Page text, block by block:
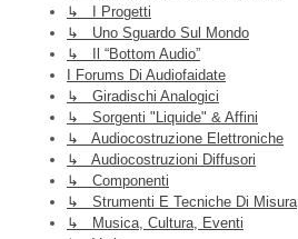
↳ I Progetti
↳ Uno Sguardo Sul Mondo
↳ Il “Bottom Audio”
I Forums Di Audiofaidate
↳ Giradischi Analogici
↳ Sorgenti "liquide" & Affini
↳ Audiocostruzione Elettroniche
↳ Audiocostruzioni Diffusori
↳ Componenti
↳ Strumenti E Tecniche Di Misura
↳ Musica, Cultura, Eventi